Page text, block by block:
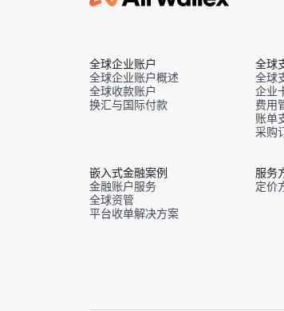
全球企业账户
全球企业账户概述
全球收款账户
换汇与国际付款
全球
全球
企业
费用
账单
采购
嵌入式金融案例
金融账户服务
全球资管
平台收单解决方案
服务
定价